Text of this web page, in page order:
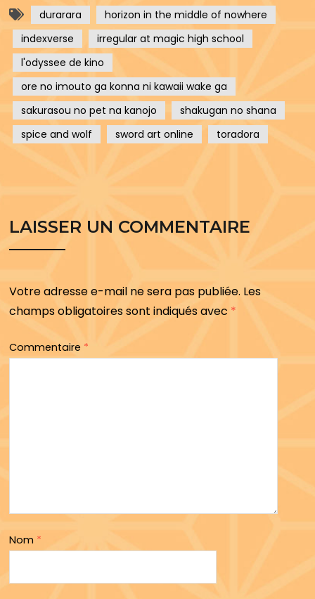
durarara
horizon in the middle of nowhere
indexverse
irregular at magic high school
l'odyssee de kino
ore no imouto ga konna ni kawaii wake ga
sakurasou no pet na kanojo
shakugan no shana
spice and wolf
sword art online toradora
LAISSER UN COMMENTAIRE
Votre adresse e-mail ne sera pas publiée. Les
champs obligatoires sont indiqués avec *
Commentaire *
Nom *